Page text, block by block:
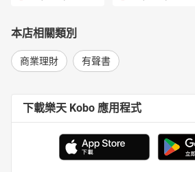
本店相關類別
商業理財 有聲書
下載樂天 Kobo 應用程式